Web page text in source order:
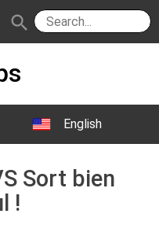
search
English
Sort bien
!